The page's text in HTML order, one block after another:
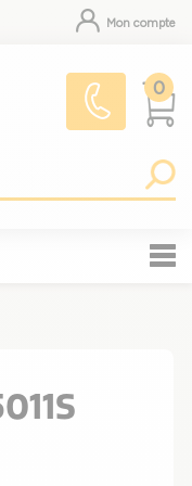
Mon compte
0